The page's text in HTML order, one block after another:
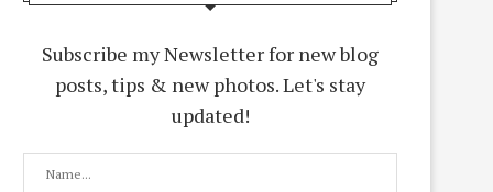
Subscribe my Newsletter for new blog
posts, tips & new photos. Let's stay
updated!